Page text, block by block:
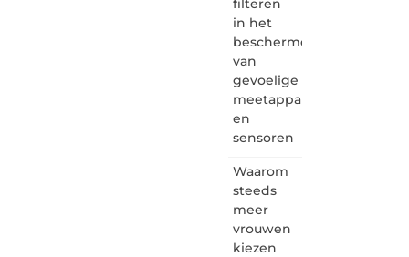
filteren
in het
beschermen
van
gevoelige
meetapparatuur
en
sensoren
Waarom
steeds
meer
vrouwen
kiezen